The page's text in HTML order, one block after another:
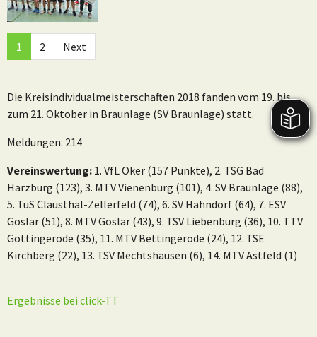
1 2 Next
Die Kreisindividualmeisterschaften 2018 fanden vom 19. bis
zum 21. Oktober in Braunlage (SV Braunlage) statt.
Meldungen: 214
Vereinswertung: 1. VfL Oker (157 Punkte), 2. TSG Bad
Harzburg (123), 3. MTV Vienenburg (101), 4. SV Braunlage (88),
5. TuS Clausthal-Zellerfeld (74), 6. SV Hahndorf (64), 7. ESV
Goslar (51), 8. MTV Goslar (43), 9. TSV Liebenburg (36), 10. TTV
Göttingerode (35), 11. MTV Bettingerode (24), 12. TSE
Kirchberg (22), 13. TSV Mechtshausen (6), 14. MTV Astfeld (1)
Ergebnisse bei click-TT